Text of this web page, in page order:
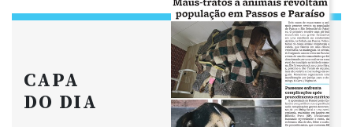
CAPA
DO DIA